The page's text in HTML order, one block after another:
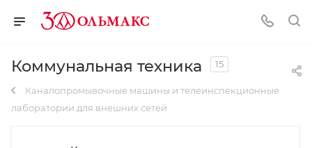
Коммунальная техника 15
Каналопромывочные машины и телеинспекционные
лаборатории для внешних сетей